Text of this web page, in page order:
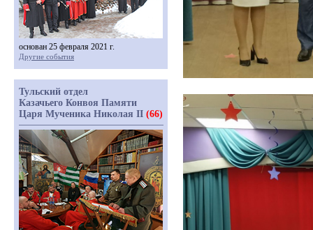
основан 25 февраля 2021 г.
Другие события
Тульский отдел
Казачьего Конвоя Памяти
Царя Мученика Николая II (66)